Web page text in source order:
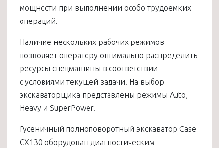
мощности при выполнении особо трудоемких
операций.
Наличие нескольких рабочих режимов
позволяет оператору оптимально распределить
ресурсы спецмашины в соответствии
с условиями текущей задачи. На выбор
экскаваторщика представлены режимы Auto,
Heavy и SuperPower.
Гусеничный полноповоротный экскаватор Case
CX130 оборудован диагностическим